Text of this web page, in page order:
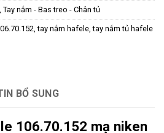
₫.là:
226.800 ₫.
Tay nắm - Bas treo - Chân tủ
,tay nắm hafele ,tay nắm tủ hafele
BỔ SUNG
106.70.152 mạ niken